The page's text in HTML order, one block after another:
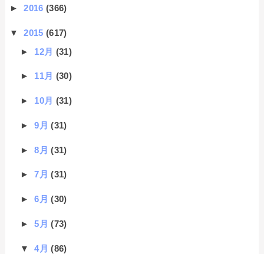
►2016(366)
▼2015(617)
► 12月 (31)
► 11月 (30)
► 10月 (31)
►9月(31)
►8月(31)
►7月(31)
►6月(30)
►5月(73)
▼4月(86)